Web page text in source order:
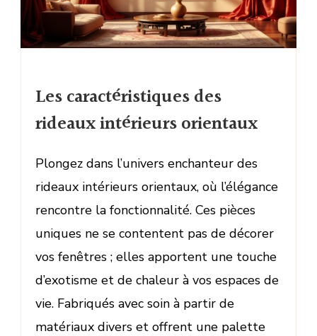
Les caractéristiques des
rideaux intérieurs orientaux
Plongez dans l’univers enchanteur des
rideaux intérieurs orientaux, où l’élégance
rencontre la fonctionnalité. Ces pièces
uniques ne se contentent pas de décorer
vos fenêtres ; elles apportent une touche
d’exotisme et de chaleur à vos espaces de
vie. Fabriqués avec soin à partir de
matériaux divers et offrent une palette